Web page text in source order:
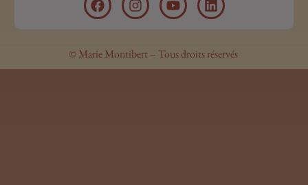
© Marie Montibert – Tous droits réservés